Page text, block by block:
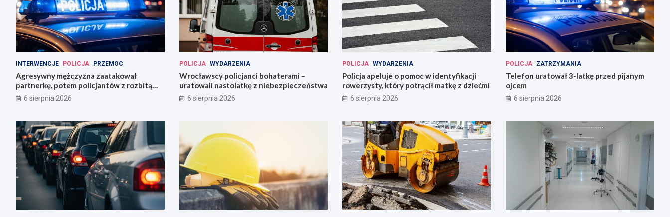
INTERWENCJE POLICJA PRZEMOC
Agresywny mężczyzna zaatakował
partnerkę, potem policjantów z rozbitą
butelką
6 sierpnia 2026
POLICJA WYDARZENIA
Wrocławscy policjanci bohaterami –
uratowali nastolatkę z niebezpieczeństwa
6 sierpnia 2026
POLICJA WYDARZENIA
Policja apeluje o pomoc w identyfikacji
rowerzysty, który potrącił matkę z dziećmi
6 sierpnia 2026
POLICJA ZATRZYMANIA
Telefon uratował 3-latkę przed pijanym
ojcem
6 sierpnia 2026